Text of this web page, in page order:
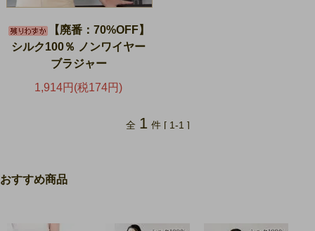
【廃番：70%OFF】
シルク100％ ノンワイヤー
ブラジャー
1,914円(税174円)
全 1 件 [ 1-1 ]
おすすめ商品